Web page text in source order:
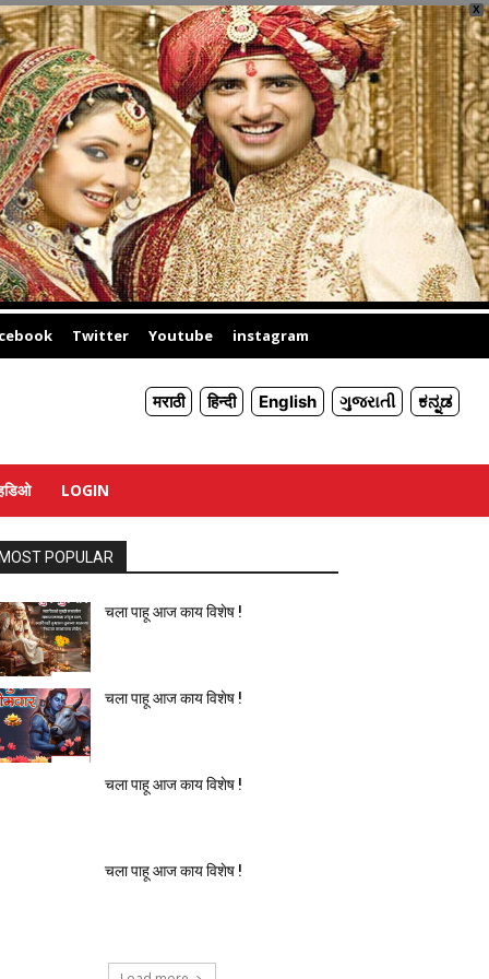
X
Twitter Youtube instagram
मराठी हिन्दी English ગુજરાતી ಕನ್ನಡ
LOGIN
MOST POPULAR
चला पाहू आज काय विशेष !
चला पाहू आज काय विशेष !
चला पाहू आज काय विशेष !
चला पाहू आज काय विशेष !